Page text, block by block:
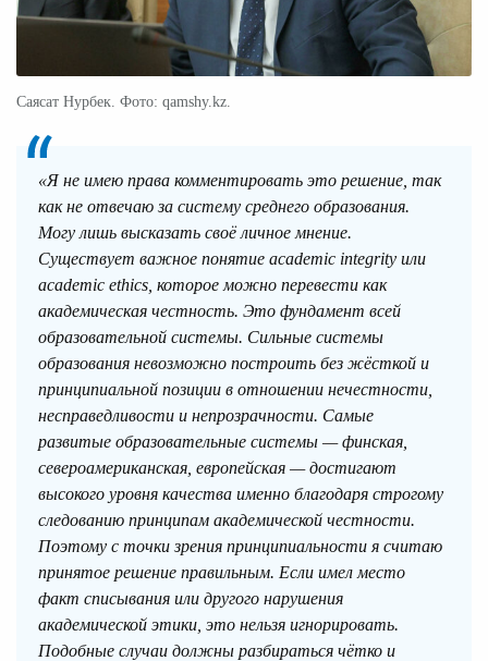
Саясат Нурбек. Фото: qamshy.kz.
«Я не имею права комментировать это решение, так
как не отвечаю за систему среднего образования.
Могу лишь высказать своё личное мнение.
Существует важное понятие academic integrity или
academic ethics, которое можно перевести как
академическая честность. Это фундамент всей
образовательной системы. Сильные системы
образования невозможно построить без жёсткой и
принципиальной позиции в отношении нечестности,
несправедливости и непрозрачности. Самые
развитые образовательные системы — финская,
североамериканская, европейская — достигают
высокого уровня качества именно благодаря строгому
следованию принципам академической честности.
Поэтому с точки зрения принципиальности я считаю
принятое решение правильным. Если имел место
факт списывания или другого нарушения
академической этики, это нельзя игнорировать.
Подобные случаи должны разбираться чётко и